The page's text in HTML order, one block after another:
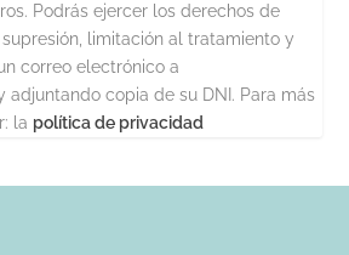
Podrás ejercer los derechos de
limitación al tratamiento y
correo electrónico a
adjuntando copia de su DNI. Para más
la política de privacidad